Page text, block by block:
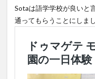
Sotaは語学学校が良いと
通ってもらうことにしまし